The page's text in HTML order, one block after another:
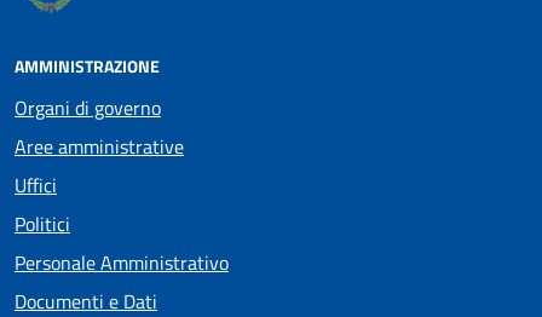
AMMINISTRAZIONE
Organi di governo
Aree amministrative
Uffici
Politici
Personale Amministrativo
Documenti e Dati